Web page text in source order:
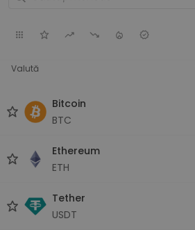
Valută
Bitcoin
BTC
Ethereum
ETH
Tether
USDT